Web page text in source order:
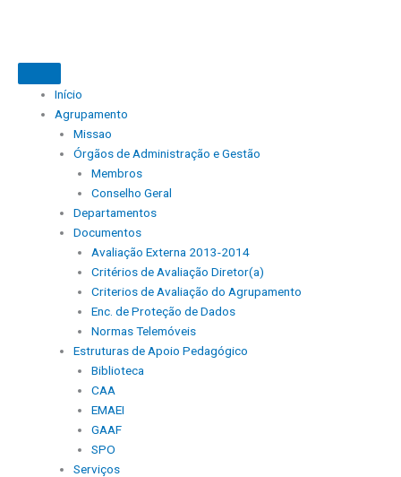
Início
Agrupamento
Missao
Órgãos de Administração e Gestão
Membros
Conselho Geral
Departamentos
Documentos
Avaliação Externa 2013-2014
Critérios de Avaliação Diretor(a)
Criterios de Avaliação do Agrupamento
Enc. de Proteção de Dados
Normas Telemóveis
Estruturas de Apoio Pedagógico
Biblioteca
CAA
EMAEI
GAAF
SPO
Serviços